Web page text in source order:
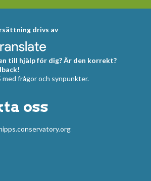
drivs av
till hjälp för dig? Är den korrekt?
frågor och synpunkter.
oss